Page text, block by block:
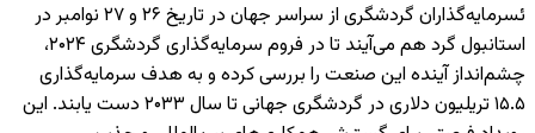
ئسرمایه‌گذاران گردشگری از سراسر جهان در تاریخ ۲۶ و ۲۷ نوامبر در
استانبول گرد هم می‌آیند تا در فروم سرمایه‌گذاری گردشگری ۲۰۲۴،
چشم‌انداز آینده این صنعت را بررسی کرده و به هدف سرمایه‌گذاری
۱۵.۵ تریلیون دلاری در گردشگری جهانی تا سال ۲۰۳۳ دست یابند. این